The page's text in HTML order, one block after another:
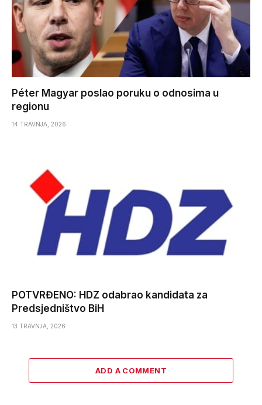
Péter Magyar poslao poruku o odnosima u
regionu
14 TRAVNJA, 2026
POTVRĐENO: HDZ odabrao kandidata za
Predsjedništvo BiH
13 TRAVNJA, 2026
ADD A COMMENT